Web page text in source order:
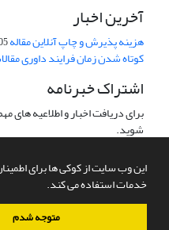
این وب سایت از کوکی ها برای
خدمات استفاده می کند.
متوجه شدم
آخرین اخبار
هزینه پذیرش و چاپ آنلاین مقاله07
کوتاه شدن زمان فرایند داوری
اشتراک خبرنامه
برای دریافت اخبار و اطلاعیه
شوید.